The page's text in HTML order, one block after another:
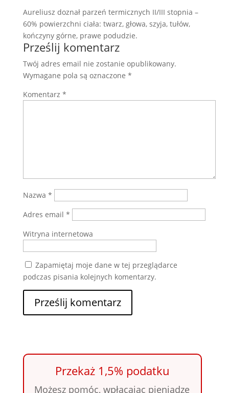
Aureliusz doznał parzeń termicznych II/III stopnia –
60% powierzchni ciała: twarz, głowa, szyja, tułów,
kończyny górne, prawe podudzie.
Prześlij komentarz
Twój adres email nie zostanie opublikowany.
Wymagane pola są oznaczone *
Komentarz *
Nazwa *
Adres email *
Witryna internetowa
Zapamiętaj moje dane w tej przeglądarce
podczas pisania kolejnych komentarzy.
Przekaż 1,5% podatku
Możesz pomóc, wpłacając pieniądze